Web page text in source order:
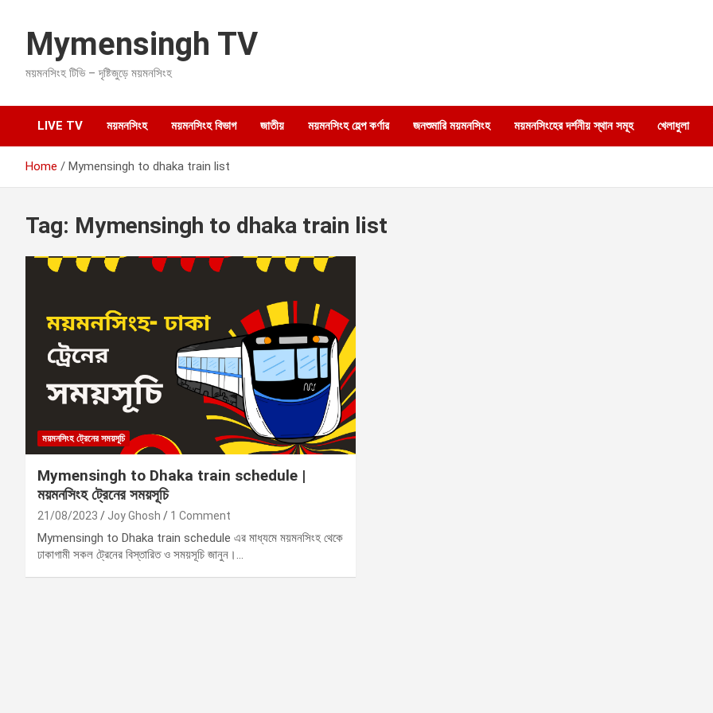
c
n
Mymensingh TV
ময়মনসিংহ টিভি – দৃষ্টিজুড়ে ময়মনসিংহ
LIVE TV ময়মনসিংহ ময়মনসিংহ বিভাগ জাতীয় ময়মনসিংহ হেল্প কর্ণার জনশুমারি ময়মনসিংহ ময়মনসিংহের দর্শনীয় স্থান সমূহ খেলাধুলা
Home Mymensingh to dhaka train list
Tag: Mymensingh to dhaka train list
ময়মনসিংহ ট্রেনের সময়সূচি
Mymensingh to Dhaka train schedule |
ময়মনসিংহ ট্রেনের সময়সূচি
21/08/2023 Joy Ghosh 1 Comment
Mymensingh to Dhaka train schedule এর মাধ্যমে ময়মনসিংহ থেকে
ঢাকাগামী সকল ট্রেনের বিস্তারিত ও সময়সূচি জানুন।…